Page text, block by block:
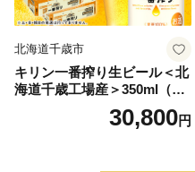
北海道千歳市
キリン一番搾り生ビール＜北
海道千歳工場産＞350ml（24
30,800円